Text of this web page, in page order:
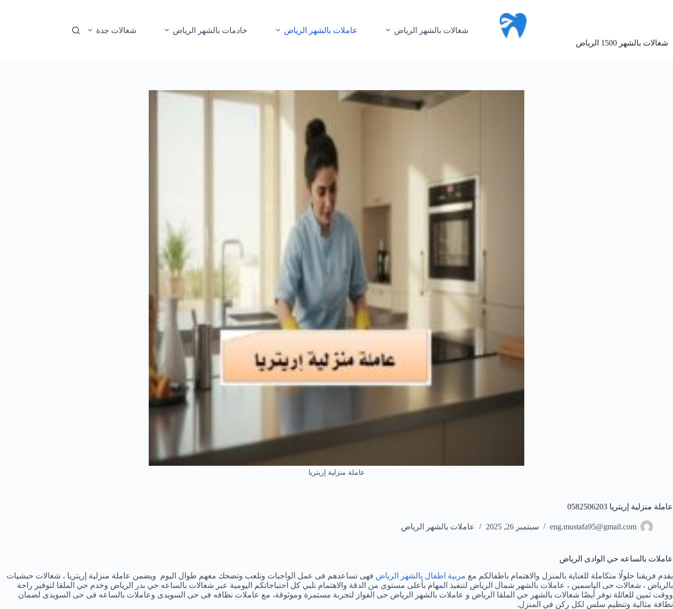
شغالات بالشهر 1500 الرياض
شغالات بالشهر الرياض عاملات بالشهر الرياض خادمات بالشهر الرياض شغالات جدة
عاملة منزلية إريتريا
عاملة منزلية إريتريا 0582506203
eng.mustafa95@gmail.com سبتمبر 26, 2025 عاملات بالشهر الرياض
عاملات بالساعه حي الوادى الرياض
يقدم فريقنا حلولًا متكاملة للعناية بالمنزل والاهتمام باطفالكم مع مربية اطفال بالشهر الرياض فهى تساعدهم فى عمل الواجبات وتلعب وتضحك معهم طوال اليوم ويضمن عاملة منزلية إريتريا ، شغالات حبشيات
بالرياض ، شغالات حى الياسمين ، عاملات بالشهر شمال الرياض لتنفيذ المهام بأعلى مستوى من الدقة والاهتمام نلبي كل احتياجاتكم اليومية عبر شغالات بالساعه حي بدر الرياض وخدم حي الملقا لتوفير راحة
ووقت ثمين للعائلة نوفر أيضًا شغالات بالشهر حي الملقا الرياض و عاملات بالشهر الرياض حى الفواز لتجربة مستمرة وموثوقة، مع عاملات نظافه فى حى السويدى وعاملات بالساعه فى حى السويدى لضمان
نظافة مثالية وتنظيم سلس لكل ركن في المنزل.